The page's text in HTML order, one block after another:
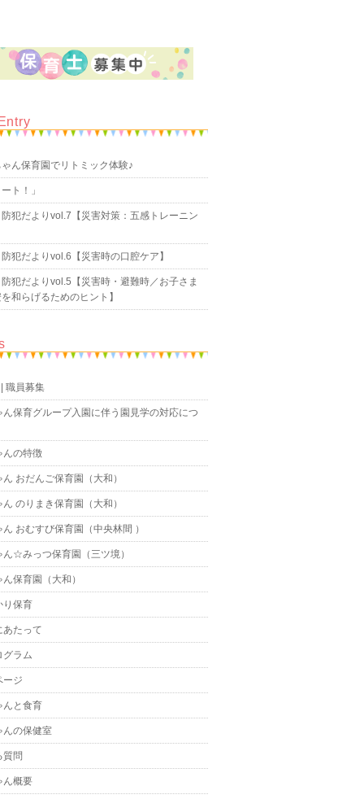
ん保育園でリトミック体験♪
ト！」
犯だよりvol.7【災害対策：五感トレーニン
犯だよりvol.6【災害時の口腔ケア】
犯だよりvol.5【災害時・避難時／お子さま
和らげるためのヒント】
職員募集
ん保育グループ入園に伴う園見学の対応につ
んの特徴
おだんご保育園（大和）
のりまき保育園（大和）
おむすび保育園（中央林間 ）
ん☆みっつ保育園（三ツ境）
保育園（大和）
り保育
あたって
グラム
ージ
んと食育
んの保健室
質問
ん概要